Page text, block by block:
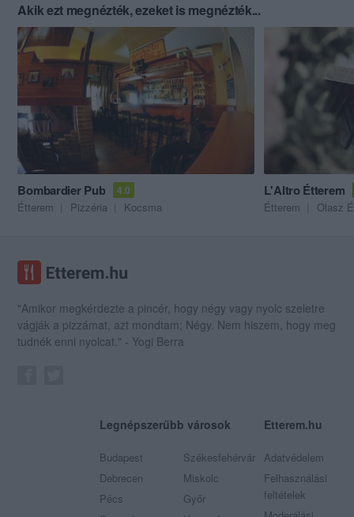
Akik ezt megnézték, ezeket is megnézték...
Bombardier Pub 4.0
Étterem Pizzéria Kocsma
L'Altro Étterem
Étterem Olasz
"Amikor megkérdezte a pincér, hogy négy vagy nyolc szeletre
vágják a pizzámat, azt mondtam; Négy. Nem hiszem, hogy meg
tudnék enni nyolcat." - Yogi Berra
Legnépszerűbb városok
Budapest
Debrecen
Pécs
Székesfehérvár
Miskolc
Győr
Etterem.hu
Adatvédelem
Felhasználási
feltételek